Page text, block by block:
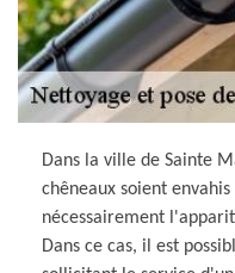
Dans la ville de Sainte
chêneaux soient
nécessairement
Dans ce cas, il est